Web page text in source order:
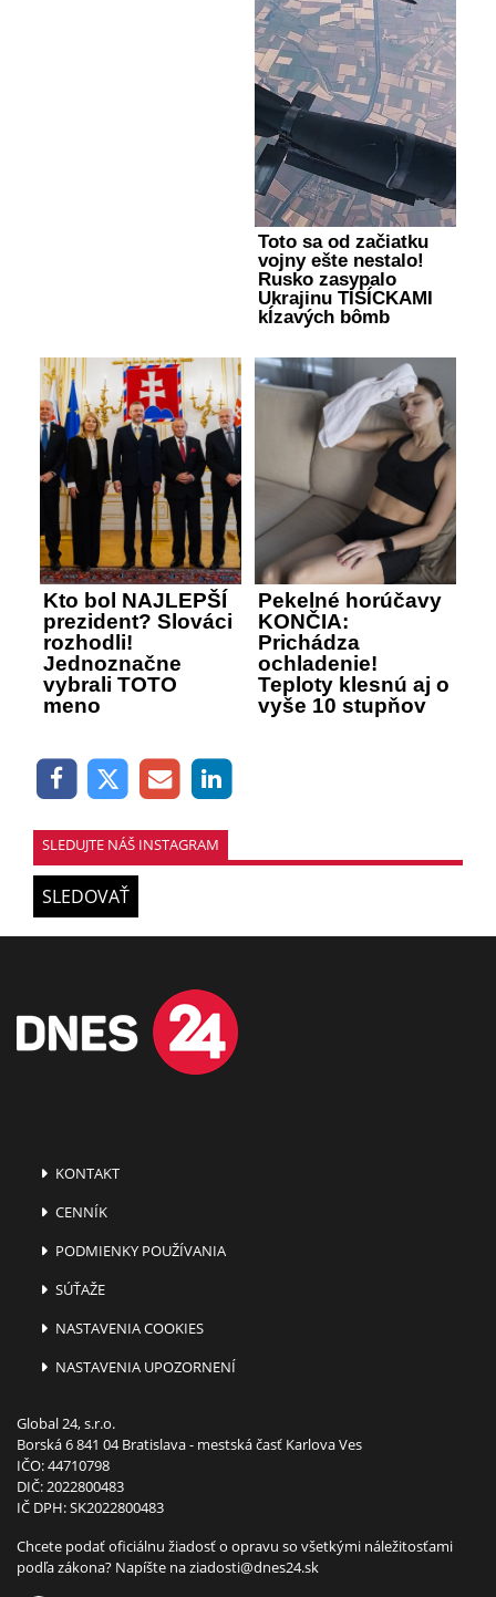
Toto sa od začiatku
vojny ešte nestalo!
Rusko zasypalo
Ukrajinu TISÍCKAMI
kĺzavých bômb
Kto bol NAJLEPŠÍ
prezident? Slováci
rozhodli!
Jednoznačne
vybrali TOTO
meno
Pekelné horúčavy
KONČIA:
Prichádza
ochladenie!
Teploty klesnú aj o
vyše 10 stupňov
SLEDUJTE NÁŠ INSTAGRAM
SLEDOVAŤ
KONTAKT
CENNÍK
PODMIENKY POUŽÍVANIA
SÚŤAŽE
NASTAVENIA COOKIES
NASTAVENIA UPOZORNENÍ
Global 24, s.r.o.
Borská 6 841 04 Bratislava - mestská časť Karlova Ves
IČO: 44710798
DIČ: 2022800483
IČ DPH: SK2022800483
Chcete podať oficiálnu žiadosť o opravu so všetkými náležitosťami
podľa zákona? Napíšte naziadosti@dnes24.sk